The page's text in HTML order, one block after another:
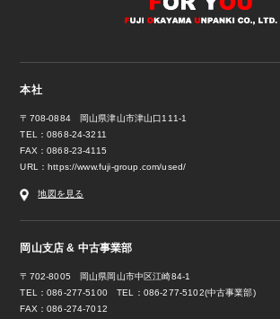
本社
〒708-0884 岡山県津山市津山口111-1
TEL：0868-24-3211
FAX：0868-23-4115
URL：https://www.fuji-group.com/used/
地図を見る
岡山支店 & 中古事業部
〒702-8005 岡山県岡山市中区江崎84-1
TEL：086-277-5100 TEL：086-277-5102(中古事業部)
FAX：086-274-7012